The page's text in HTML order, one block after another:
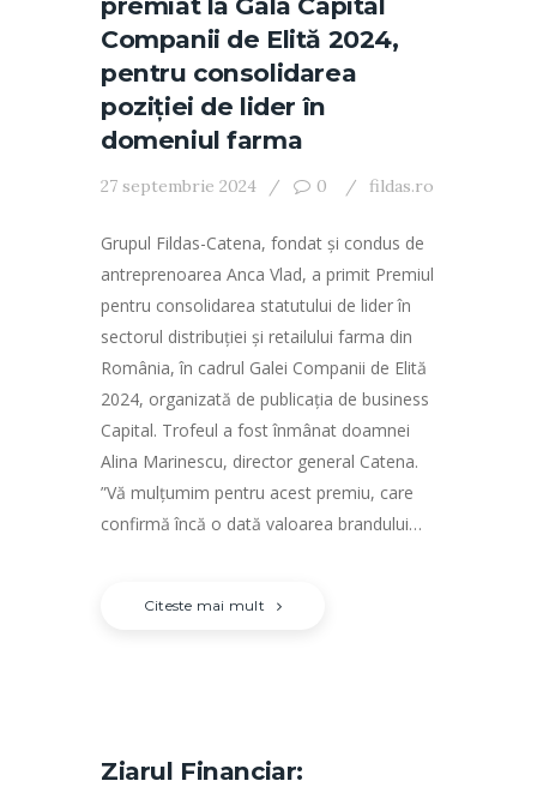
Companii de Elită 2024,
pentru consolidarea
poziției de lider în
domeniul farma
27 septembrie 2024 0 fildas.ro
Grupul Fildas-Catena, fondat și condus de
antreprenoarea Anca Vlad, a primit Premiul
pentru consolidarea statutului de lider în
sectorul distribuției și retailului farma din
România, în cadrul Galei Companii de Elită
2024, organizată de publicația de business
Capital. Trofeul a fost înmânat doamnei
Alina Marinescu, director general Catena.
”Vă mulțumim pentru acest premiu, care
confirmă încă o dată valoarea brandului…
Citeste mai mult
Ziarul Financiar: